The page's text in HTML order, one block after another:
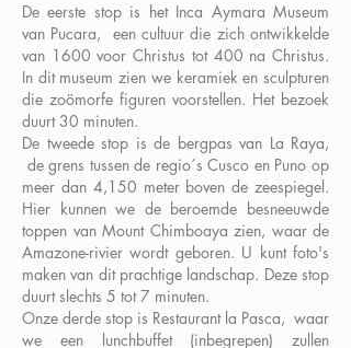
De eerste stop is het Inca Aymara Museum
van Pucara, een cultuur die zich ontwikkelde
van 1600 voor Christus tot 400 na Christus.
In dit museum zien we keramiek en sculpturen
die zoömorfe figuren voorstellen. Het bezoek
duurt 30 minuten.
De tweede stop is de bergpas van La Raya,
de grens tussen de regio´s Cusco en Puno op
meer dan 4,150 meter boven de zeespiegel.
Hier kunnen we de beroemde besneeuwde
toppen van Mount Chimboaya zien, waar de
Amazone-rivier wordt geboren. U kunt foto's
maken van dit prachtige landschap. Deze stop
duurt slechts 5 tot 7 minuten.
Onze derde stop is Restaurant la Pasca, waar
we een lunchbuffet (inbegrepen) zullen